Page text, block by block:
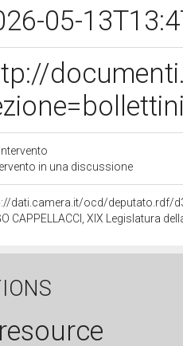
05-
in una discussione
dati.camera.it/ocd/deputato.rdf/
CAPPELLACCI, XIX Legislatura